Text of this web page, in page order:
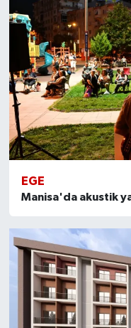
EGE
Manisa'da akustik